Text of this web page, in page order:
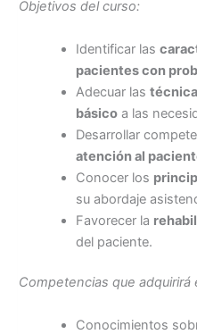
Objetivos del curso:
Identificar las
pacientes con
Adecuar las
básicoa las
Desarrollar
atención al
Conocer los
su abordaje
Favorecer la
del paciente.
Competencias que adquirirá
Conocimientos